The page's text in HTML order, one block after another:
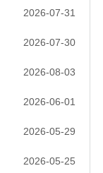
2026-07-31
2026-07-30
2026-08-03
2026-06-01
2026-05-29
2026-05-25